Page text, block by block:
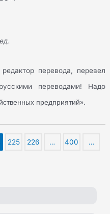
перевода, перевел
переводами! Надо
предприятий».
225 226 … 400 …